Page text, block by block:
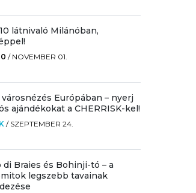
látnivaló Milánóban,
/ NOVEMBER 01.
városnézés Európában – nyerj
ajándékokat a CHERRISK-kel!
/ SZEPTEMBER 24.
di Braies és Bohinji-tó – a
legszebb tavainak